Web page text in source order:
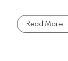
Read More